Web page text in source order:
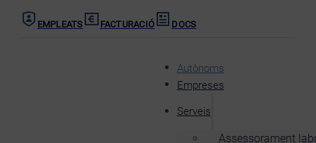
EMPLEATS FACTURACIÓ DOCS
Autònoms
Empreses
Serveis
Assessorament